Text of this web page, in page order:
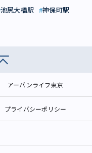
池尻大橋駅
神保町駅
アーバンライフ東京
プライバシーポリシー